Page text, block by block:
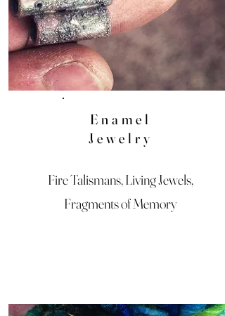
Enamel
Jewelry
Fire Talismans, Living Jewels,
Fragments of Memory